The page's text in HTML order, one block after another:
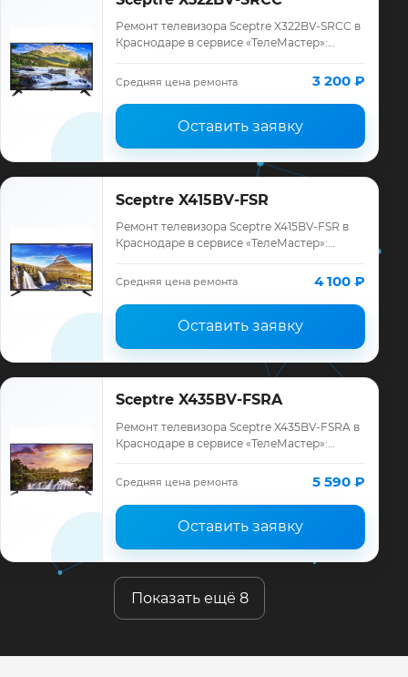
Ремонт телевизора Sceptre X322BV-SRCC в
Краснодаре в сервисе «ТелеМастер»:
ремонта, запчасти и гарантия до 12
месяцев.
Средняя цена ремонта 3 200 ₽
Оставить заявку
Sceptre X415BV-FSR
Ремонт телевизора Sceptre X415BV-FSR в
Краснодаре в сервисе «ТелеМастер»:
ремонта, запчасти и гарантия до 12
Средняя цена ремонта 4 100 ₽
Оставить заявку
Sceptre X435BV-FSRA
Ремонт телевизора Sceptre X435BV-FSRA в
Краснодаре в сервисе «ТелеМастер»:
ремонта, запчасти и гарантия до 12
месяцев.
Средняя цена ремонта 5 590 ₽
Оставить заявку
Показать ещё 8